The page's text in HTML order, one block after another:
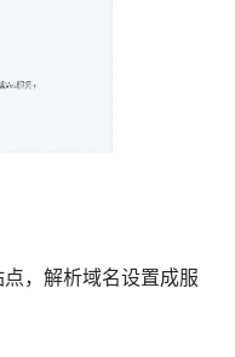
，解析域名设置成服